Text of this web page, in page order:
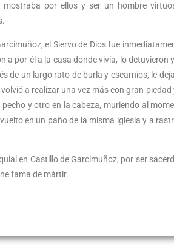
por ellos y ser un hombre
el Siervo de Dios fue
a por él a la casa donde vivía, lo detuvieron
de un largo rato de burla y escarnios, le
a realizar una vez más con gran piedad
y otro en la cabeza, muriendo al
en un paño de la misma iglesia y a
en Castillo de Garcimuñoz, por ser
fama de mártir.